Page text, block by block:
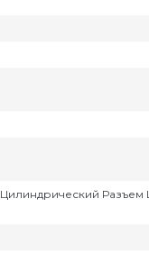
Цилиндрический Разъем